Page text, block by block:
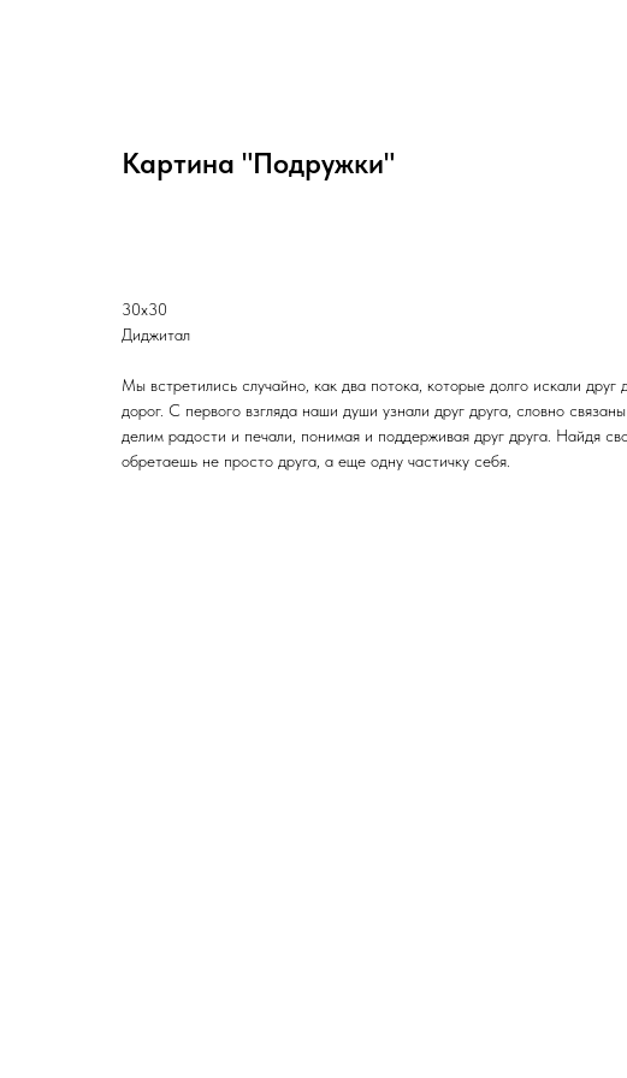
Картина "Подружки"
30х30
Диджитал
Мы встретились случайно, как два потока, которые долго искали друг
дорог. С первого взгляда наши души узнали друг друга, словно
делим радости и печали, понимая и поддерживая друг друга. Найдя
обретаешь не просто друга, а еще одну частичку себя.